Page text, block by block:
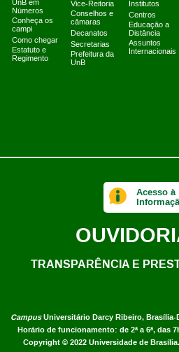
UnB em
Números
Conheça os
campi
Como chegar
Estatuto e
Regimento
Vice-Reitoria
Conselhos e
câmaras
Decanatos
Secretarias
Prefeitura da
UnB
Institutos
Centros
Educação a
Distância
Assuntos
Internacionais
CampusUniversitário Darcy Ribeiro, Brasília-
Horário de funcionamento: de 2ª a 6ª, das
Copyright © 2022 Universidade de Brasília.
Acesso à
TRANSPARÊNCIA E